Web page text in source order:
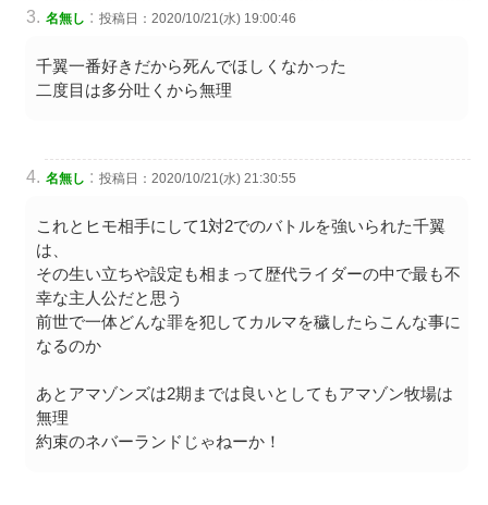
名無し : 投稿日：2020/10/21(水) 19:00:46
千翼一番好きだから死んでほしくなかった
二度目は多分吐くから無理
名無し : 投稿日：2020/10/21(水) 21:30:55
これとヒモ相手にして1対2でのバトルを強いられた千翼
は、
その生い立ちや設定も相まって歴代ライダーの中で最も不
幸な主人公だと思う
前世で一体どんな罪を犯してカルマを穢したらこんな事に
なるのか
あとアマゾンズは2期までは良いとしてもアマゾン牧場は
無理
約束のネバーランドじゃねーか！